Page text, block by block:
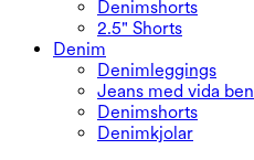
Denimshorts
2.5" Shorts
Denim
Denimleggings
Jeans med vida ben
Denimshorts
Denimkjolar